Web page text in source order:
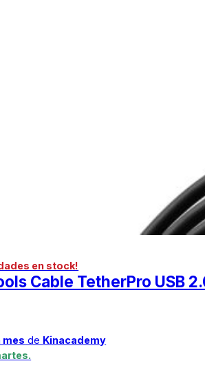
en stock!
Cable TetherPro USB
mes de Kinacademy